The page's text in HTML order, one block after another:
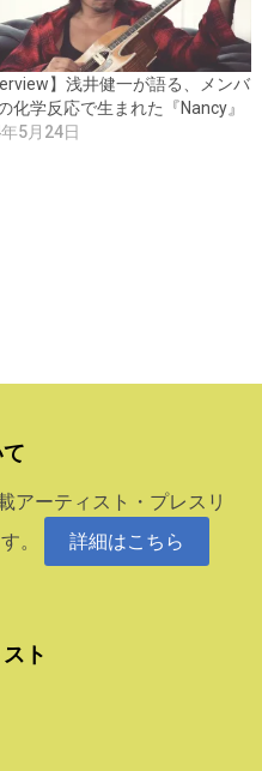
】浅井健一が語る、メンバ
化学反応で生まれた『Nancy』
5月24日
アーティスト・プレスリ
。
詳細はこちら
ト